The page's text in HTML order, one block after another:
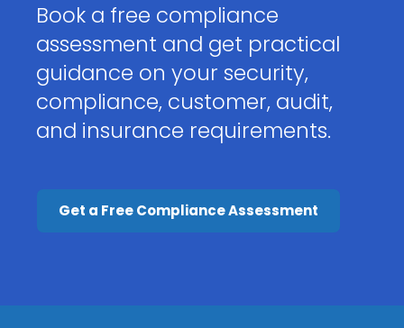
Book a free compliance
assessment and get practical
guidance on your security,
compliance, customer, audit,
and insurance requirements.
Get a Free Compliance Assessment